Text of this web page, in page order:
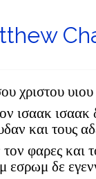
χριστου
ισαακ
και τους
τον φαρες και
εσρωμ δε